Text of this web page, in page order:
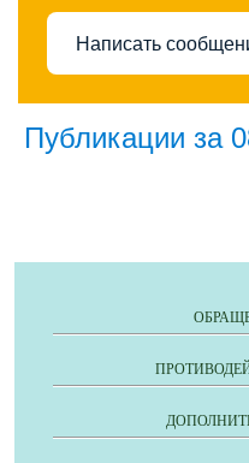
Написать
Публикации за